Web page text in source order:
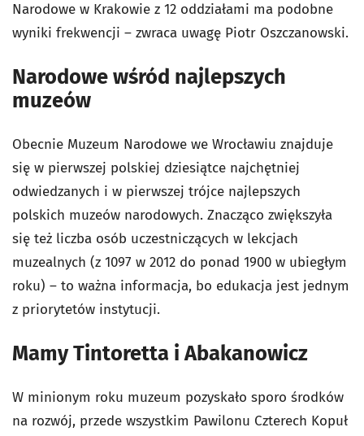
Narodowe w Krakowie z 12 oddziałami ma podobne
wyniki frekwencji – zwraca uwagę Piotr Oszczanowski.
Narodowe wśród najlepszych
muzeów
Obecnie Muzeum Narodowe we Wrocławiu znajduje
się w pierwszej polskiej dziesiątce najchętniej
odwiedzanych i w pierwszej trójce najlepszych
polskich muzeów narodowych. Znacząco zwiększyła
się też liczba osób uczestniczących w lekcjach
muzealnych (z 1097 w 2012 do ponad 1900 w ubiegłym
roku) – to ważna informacja, bo edukacja jest jednym
z priorytetów instytucji.
Mamy Tintoretta i Abakanowicz
W minionym roku muzeum pozyskało sporo środków
na rozwój, przede wszystkim Pawilonu Czterech Kopuł